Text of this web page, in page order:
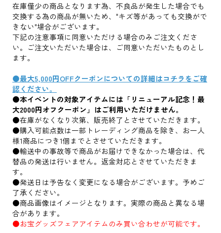
在庫僅少の商品となります為、不良品が発生した場合でも
交換する為の商品が無いため、"キズ等があっても交換がで
きない"場合がございます。
下記の注意事項に同意いただける場合のみご注文くださ
い。ご注文いただいた場合は、ご同意いただいたものとし
ます。
●最大5,000円OFFクーポンについての詳細はコチラをご確
認ください。
●本イベントの対象アイテムには「リニューアル記念！最
大2000円オフクーポン」はご利用いただけません。
●在庫がなくなり次第、販売終了とさせていただきます。
●購入可能点数は一部トレーディング商品を除き、お一人
様1商品につき1個までとさせていただきます。
●輸送中の事故等で商品がお届けできなかった場合は、代
替品の発送は行いません。返金対応とさせていただきま
す。
●発送日は予告なく変更になる場合がございます。予めご
了承ください。
●商品画像はイメージとなります。実際の商品と異なる場
合があります。
●お宝グッズフェアアイテムのみ買い合わせが可能です。